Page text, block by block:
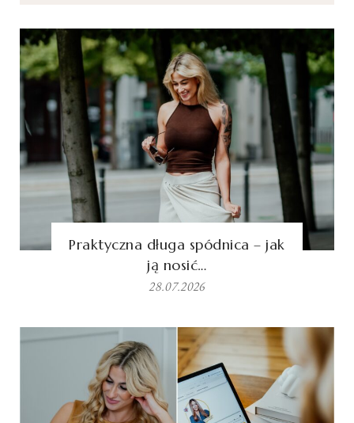
Praktyczna długa spódnica – jak
ją nosić…
28.07.2026